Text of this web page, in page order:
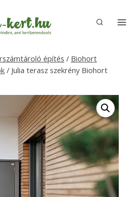
építés / Biohort
/ Julia terasz szekrény Biohort